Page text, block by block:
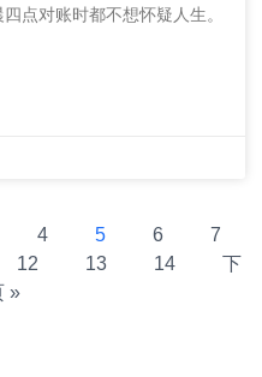
点对账时都不想怀疑人生。
4 5 6
7
12 13 14
下
»